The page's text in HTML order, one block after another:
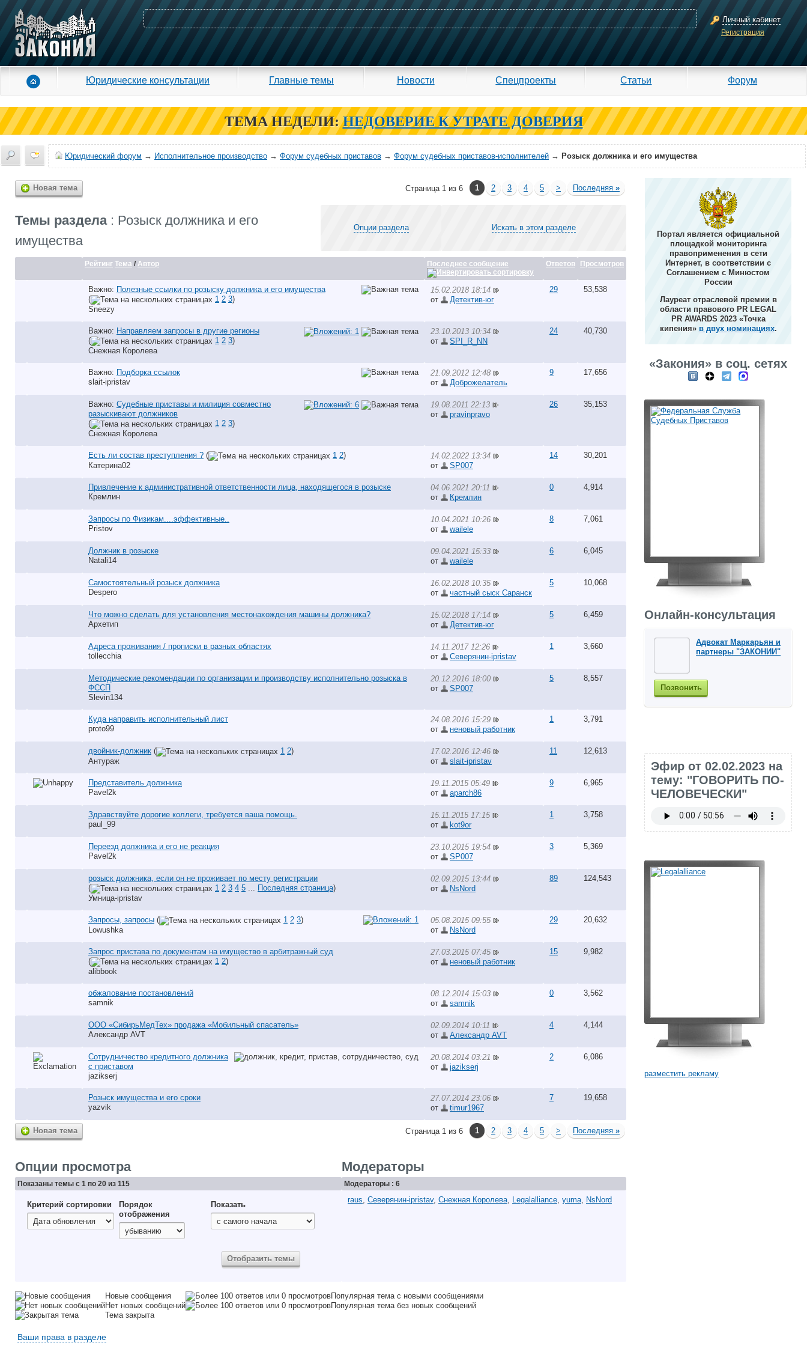
Личный кабинет
Регистрация
Юридические консультации Главные темы Новости Спецпроекты Статьи Форум
ТЕМА НЕДЕЛИ: НЕДОВЕРИЕ К УТРАТЕ ДОВЕРИЯ
Юридический форум → Исполнительное производство → Форум судебных приставов → Форум судебных приставов-исполнителей → Розыск должника и его имущества
Новая тема Страница 1 из 6 1 2 3 4 5 > Последняя »
Темы раздела: Розыск должника и его
имущества
Опции раздела Искать в этом разделе
Рейтинг Тема / Автор Последнее сообщение Ответов Просмотров
Важно: Полезные ссылки по розыску должника и его имущества
(
1 2 3)
Sneezy
15.02.2018 18:14
от
Детектив-юг
29 53,538
Важно: Направляем запросы в другие регионы
(
1 2 3)
Снежная Королева
23.10.2013 10:34
от
SPI_R_NN
24 40,730
Важно: Подборка ссылок
slait-ipristav
21.09.2012 12:48
от
Доброжелатель
9 17,656
Важно: Судебные приставы и милиция совместно
разыскивают должников
(
1 2 3)
Снежная Королева
19.08.2011 22:13
от
pravinpravo
26 35,153
Есть ли состав преступления ? ( 1 2)
Катерина02
14.02.2022 13:34
от
SP007
14 30,201
Привлечение к административной ответственности лица, находящегося в розыске
Кремлин
04.06.2021 20:11
от
Кремлин
0 4,914
Запросы по Физикам....эффективные..
Pristov
10.04.2021 10:26
от
wailele
8 7,061
Должник в розыске
Natali14
09.04.2021 15:33
от
wailele
6 6,045
Самостоятельный розыск должника
Despero
16.02.2018 10:35
от
частный сыск Саранск
5 10,068
Что можно сделать для установления местонахождения машины должника?
Архетип
15.02.2018 17:14
от
Детектив-юг
5 6,459
Адреса проживания / прописки в разных областях
tollecchia
14.11.2017 12:26
от
Северянин-ipristav
1 3,660
Методические рекомендации по организации и производству исполнительно розыска в
ФССП
Slevin134
20.12.2016 18:00
от
SP007
5 8,557
Куда направить исполнительный лист
proto99
24.08.2016 15:29
от
неновый работник
1 3,791
двойник-должник ( 1 2)
Антураж
17.02.2016 12:46
от
slait-ipristav
11 12,613
Представитель должника
Pavel2k
19.11.2015 05:49
от
aparch86
9 6,965
Здравствуйте дорогие коллеги, требуется ваша помощь.
paul_99
15.11.2015 17:15
от
kot9or
1 3,758
Переезд должника и его не реакция
Pavel2k
23.10.2015 19:54
от
SP007
3 5,369
розыск должника, если он не проживает по месту регистрации
(
1 2 3 4 5 ... Последняя страница)
Умница-ipristav
02.09.2015 13:44
от
NsNord
89 124,543
Запросы, запросы ( 1 2 3)
Lowushka
05.08.2015 09:55
от
NsNord
29 20,632
Запрос пристава по документам на имущество в арбитражный суд
(
1 2)
alibbook
27.03.2015 07:45
от
неновый работник
15 9,982
обжалование постановлений
samnik
08.12.2014 15:03
от
samnik
0 3,562
ООО «СибирьМедТех» продажа «Мобильный спасатель»
Александр AVT
02.09.2014 10:11
от
Александр AVT
4 4,144
Сотрудничество кредитного должника
с приставом
jazikserj
20.08.2014 03:21
от
jazikserj
2 6,086
Розыск имущества и его сроки
yazvik
27.07.2014 23:06
от
timur1967
7 19,658
Новая тема Страница 1 из 6 1 2 3 4 5 > Последняя »
Опции просмотра Модераторы
Показаны темы с 1 по 20 из 115 Модераторы : 6
Критерий сортировки
Порядок
отображения
Показать
raus, Северянин-ipristav, Снежная Королева, Legalalliance, yuma, NsNord
Новые сообщения
Популярная тема с новыми сообщениями
Нет новых сообщений
Популярная тема без новых сообщений
Тема закрыта
Ваши права в разделе
Портал является официальной
площадкой мониторинга
правоприменения в сети
Интернет, в соответствии с
Соглашением с Минюстом
России
Лауреат отраслевой премии в
области правового PR LEGAL
PR AWARDS 2023 «Точка
кипения» в двух номинациях.
«Закония» в соц. сетях
Онлайн-консультация
Адвокат Маркарьян и
партнеры "ЗАКОНИИ"
Позвонить
Эфир от 02.02.2023 на
тему: "ГОВОРИТЬ ПО-
ЧЕЛОВЕЧЕСКИ"
разместить рекламу